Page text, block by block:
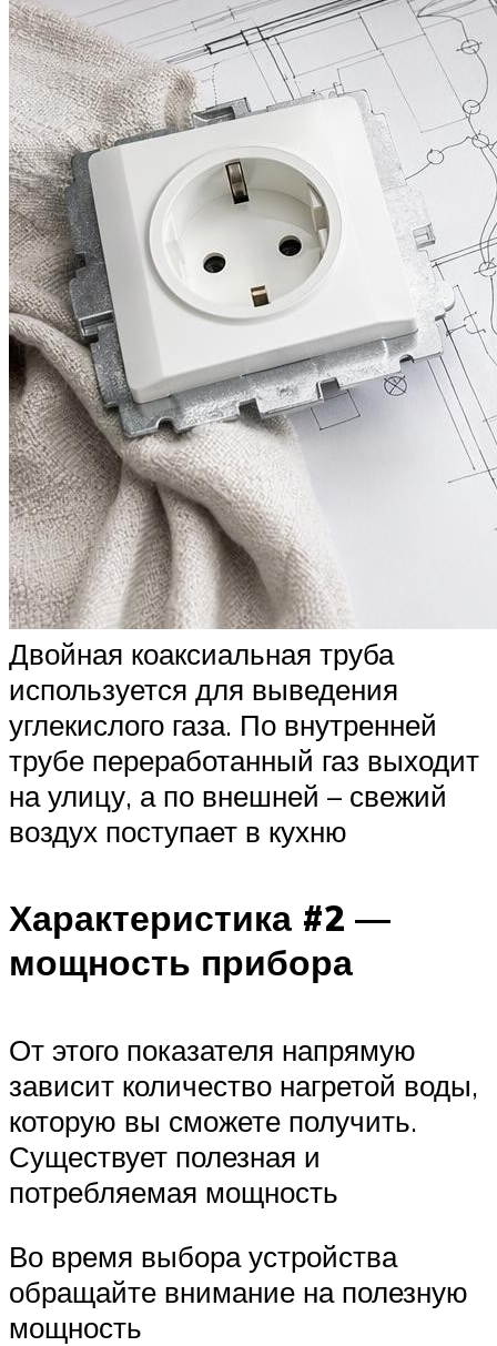
Двойная коаксиальная труба
используется для выведения
углекислого газа. По внутренней
трубе переработанный газ выходит
на улицу, а по внешней – свежий
воздух поступает в кухню
Характеристика #2 —
мощность прибора
От этого показателя напрямую
зависит количество нагретой воды,
которую вы сможете получить.
Существует полезная и
потребляемая мощность
Во время выбора устройства
обращайте внимание на полезную
мощность